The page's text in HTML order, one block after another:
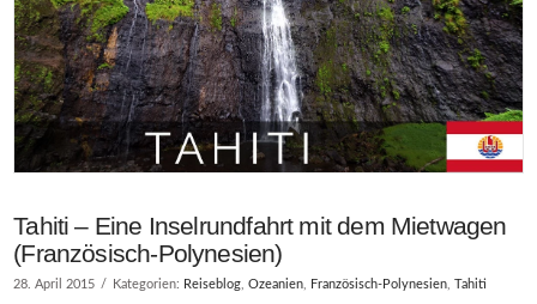
Tahiti – Eine Inselrundfahrt mit dem Mietwagen
(Französisch-Polynesien)
28. April 2015 Kategorien: Reiseblog,Ozeanien, Französisch-Polynesien,Tahiti